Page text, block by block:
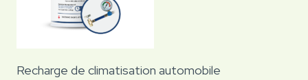
Recharge de climatisation automobile